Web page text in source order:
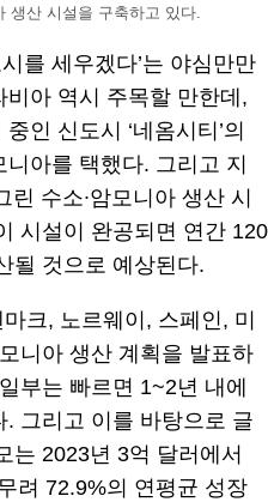
생산 시설을 구축하고 있다.
를 세우겠다’는 야심만만
아 역시 주목할 만한데,
인 신도시 ‘네옴시티’의
아를 택했다. 그리고 지
수소∙암모니아 생산 시
시설이 완공되면 연간 120
될 것으로 예상된다.
크, 노르웨이, 스페인, 미
니아 생산 계획을 발표하
부는 빠르면 1~2년 내에
그리고 이를 바탕으로 글
는 2023년 3억 달러에서
려 72.9%의 연평균 성장